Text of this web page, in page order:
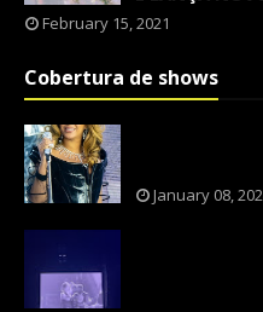
February 15, 2021
Cobertura de shows
January 08,